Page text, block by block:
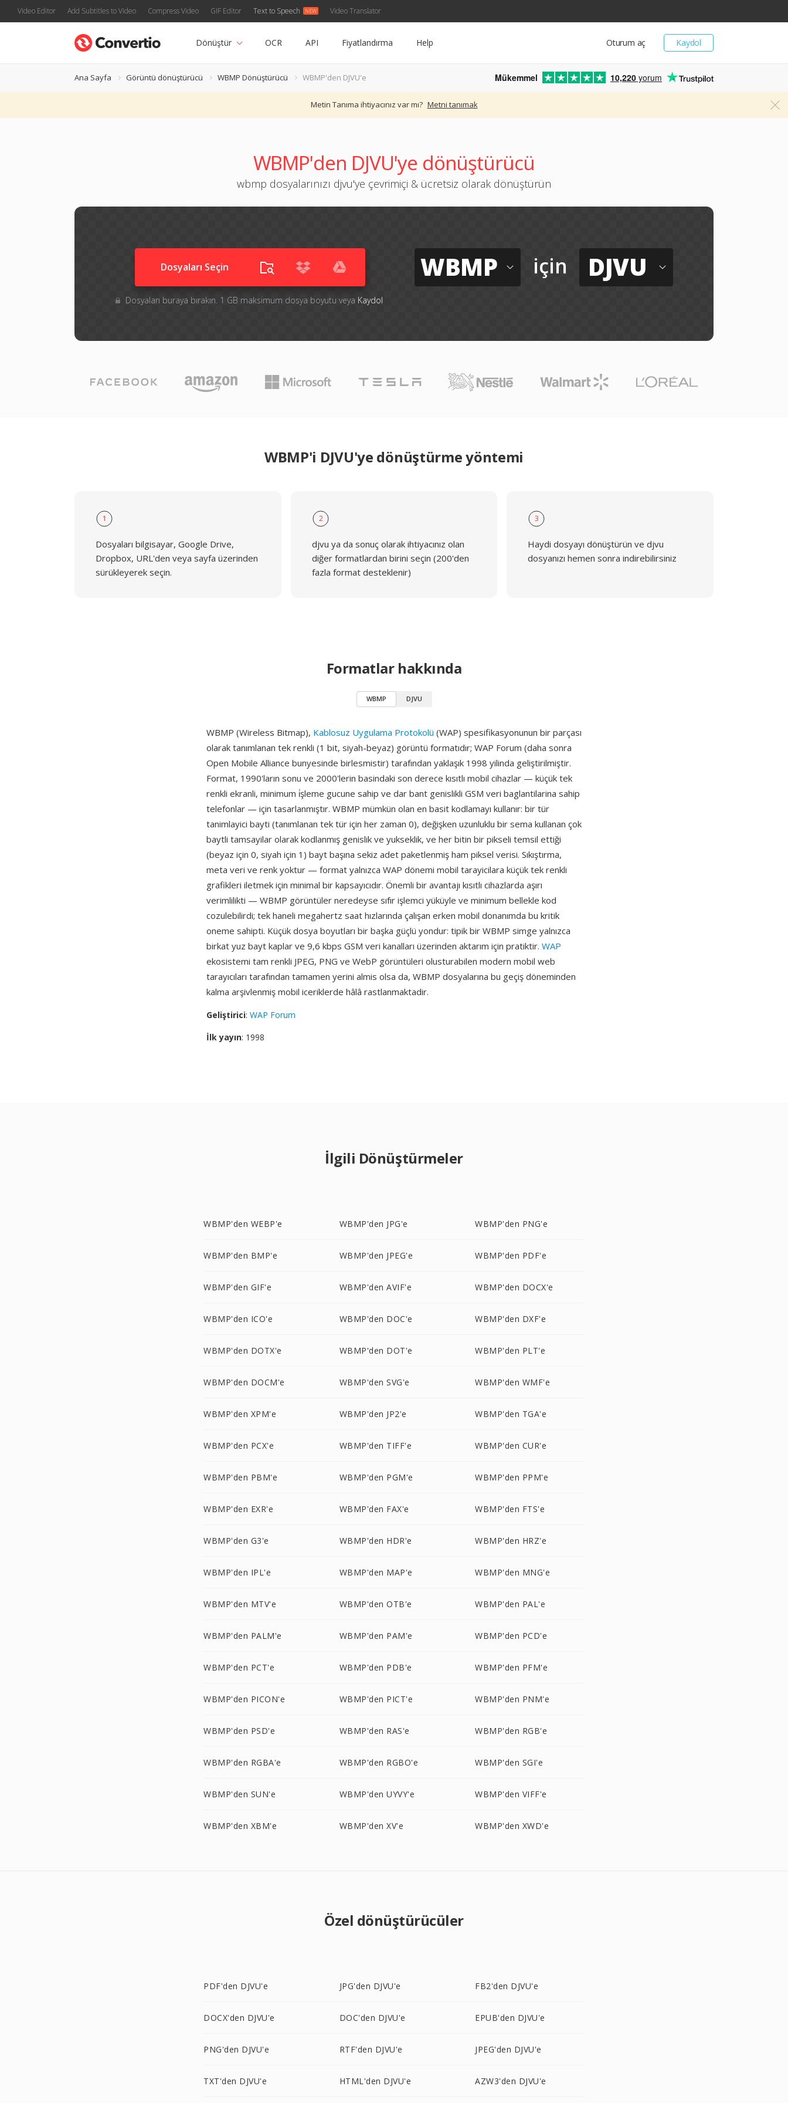
Video Editor Add Subtitles to Video Compress Video GIF Editor Text to Speech Video Translator
Kaydol
Oturum aç
Dönüştür OCR API Fiyatlandırma Help
Ana Sayfa Görüntü dönüştürücü WBMP Dönüştürücü WBMP'den DJVU'e Mükemmel 10,220 yorum
Metin Tanıma ihtiyacınız var mı? Metni tanımak
WBMP'den DJVU'ye dönüştürücü
wbmp dosyalarınızı djvu'ye çevrimiçi & ücretsiz olarak dönüştürün
Dosyaları Seçin
Dosyaları buraya bırakın. 1 GB maksimum dosya boyutu veya Kaydol
WBMP için DJVU
WBMP'i DJVU'ye dönüştürme yöntemi
1
Dosyaları bilgisayar, Google Drive,
Dropbox, URL'den veya sayfa üzerinden
sürükleyerek seçin.
2
djvu ya da sonuç olarak ihtiyacınız olan
diğer formatlardan birini seçin (200'den
fazla format desteklenir)
3
Haydi dosyayı dönüştürün ve djvu
dosyanızı hemen sonra indirebilirsiniz
Formatlar hakkında
WBMP DJVU
WBMP (Wireless Bitmap), Kablosuz Uygulama Protokolü (WAP) spesifikasyonunun bir parçası
olarak tanımlanan tek renkli (1 bit, siyah-beyaz) görüntü formatıdır; WAP Forum (daha sonra
Open Mobile Alliance bunyesinde birlesmistir) tarafından yaklaşık 1998 yilinda geliştirilmiştir.
Format, 1990'ların sonu ve 2000'lerin basindaki son derece kısıtlı mobil cihazlar — küçük tek
renkli ekranli, minimum i̇şleme gucune sahip ve dar bant genislikli GSM veri baglantilarina sahip
telefonlar — için tasarlanmıştır. WBMP mümkün olan en basit kodlamayı kullanır: bir tür
tanimlayici bayti (tanımlanan tek tür için her zaman 0), değişken uzunluklu bir sema kullanan çok
baytli tamsayilar olarak kodlanmış genislik ve yukseklik, ve her bitin bir pikseli temsil ettiği
(beyaz için 0, siyah için 1) bayt başına sekiz adet paketlenmiş ham piksel verisi. Sıkıştırma,
meta veri ve renk yoktur — format yalnızca WAP dönemi mobil tarayicilara küçük tek renkli
grafikleri iletmek için minimal bir kapsayıcıdır. Önemli bir avantajı kısıtlı cihazlarda aşırı
verimlilikti — WBMP görüntüler neredeyse sıfır işlemci yüküyle ve minimum bellekle kod
cozulebilirdi; tek haneli megahertz saat hızlarında çalışan erken mobil donanımda bu kritik
oneme sahipti. Küçük dosya boyutları bir başka güçlü yondur: tipik bir WBMP simge yalnızca
birkat yuz bayt kaplar ve 9,6 kbps GSM veri kanalları üzerinden aktarım için pratiktir. WAP
ekosistemi tam renkli JPEG, PNG ve WebP görüntüleri olusturabilen modern mobil web
tarayıcıları tarafından tamamen yerini almis olsa da, WBMP dosyalarına bu geçiş döneminden
kalma arşivlenmiş mobil iceriklerde hâlâ rastlanmaktadir.
Geliştirici: WAP Forum
İlk yayın: 1998
İlgili Dönüştürmeler
WBMP'den WEBP'e WBMP'den JPG'e WBMP'den PNG'e
WBMP'den BMP'e WBMP'den JPEG'e WBMP'den PDF'e
WBMP'den GIF'e WBMP'den AVIF'e WBMP'den DOCX'e
WBMP'den ICO'e WBMP'den DOC'e WBMP'den DXF'e
WBMP'den DOTX'e WBMP'den DOT'e WBMP'den PLT'e
WBMP'den DOCM'e WBMP'den SVG'e WBMP'den WMF'e
WBMP'den XPM'e WBMP'den JP2'e WBMP'den TGA'e
WBMP'den PCX'e WBMP'den TIFF'e WBMP'den CUR'e
WBMP'den PBM'e WBMP'den PGM'e WBMP'den PPM'e
WBMP'den EXR'e WBMP'den FAX'e WBMP'den FTS'e
WBMP'den G3'e WBMP'den HDR'e WBMP'den HRZ'e
WBMP'den IPL'e WBMP'den MAP'e WBMP'den MNG'e
WBMP'den MTV'e WBMP'den OTB'e WBMP'den PAL'e
WBMP'den PALM'e WBMP'den PAM'e WBMP'den PCD'e
WBMP'den PCT'e WBMP'den PDB'e WBMP'den PFM'e
WBMP'den PICON'e WBMP'den PICT'e WBMP'den PNM'e
WBMP'den PSD'e WBMP'den RAS'e WBMP'den RGB'e
WBMP'den RGBA'e WBMP'den RGBO'e WBMP'den SGI'e
WBMP'den SUN'e WBMP'den UYVY'e WBMP'den VIFF'e
WBMP'den XBM'e WBMP'den XV'e WBMP'den XWD'e
Özel dönüştürücüler
PDF'den DJVU'e JPG'den DJVU'e FB2'den DJVU'e
DOCX'den DJVU'e DOC'den DJVU'e EPUB'den DJVU'e
PNG'den DJVU'e RTF'den DJVU'e JPEG'den DJVU'e
TXT'den DJVU'e HTML'den DJVU'e AZW3'den DJVU'e